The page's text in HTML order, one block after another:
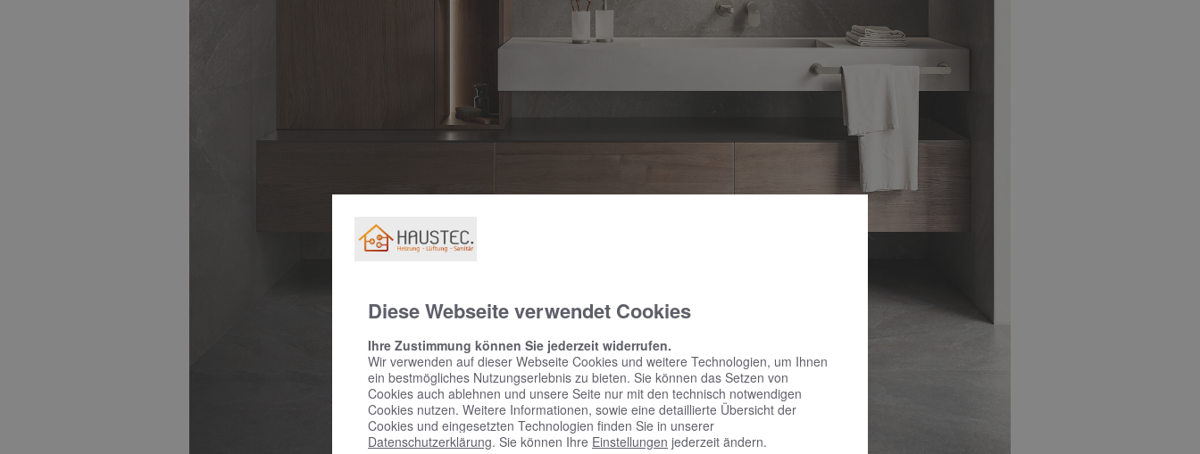
Diese Webseite verwendet Cookies
Ihre Zustimmung können Sie jederzeit widerrufen.
Wir verwenden auf dieser Webseite Cookies und weitere Technologien, um Ihnen
ein bestmögliches Nutzungserlebnis zu bieten. Sie können das Setzen von
Cookies auch ablehnen und unsere Seite nur mit den technisch notwendigen
Cookies nutzen. Weitere Informationen, sowie eine detaillierte Übersicht der
Cookies und eingesetzten Technologien finden Sie in unserer
Datenschutzerklärung. Sie können Ihre Einstellungen jederzeit ändern.